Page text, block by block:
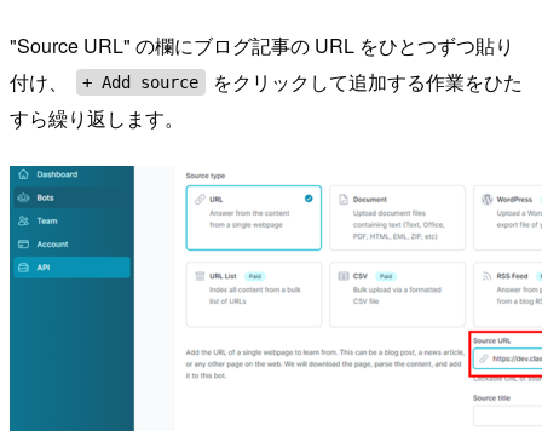
"Source URL" の欄にブログ記事の URL をひとつずつ貼り
付け、
+ Add source
をクリックして追加する作業をひた
すら繰り返します。